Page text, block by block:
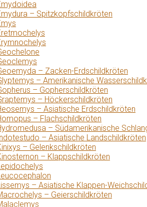
– Spitzkopfschildkröten
– Zacken-Erdschildkröten
– Amerikanische
– Gopherschildkröten
– Höckerschildkröten
– Asiatische Erdschildkröten
– Flachschildkröten
– Südamerikanische
– Asiatische Landschildkröten
– Gelenkschildkröten
– Klappschildkröten
– Asiatische Klappen-
– Geierschildkröten